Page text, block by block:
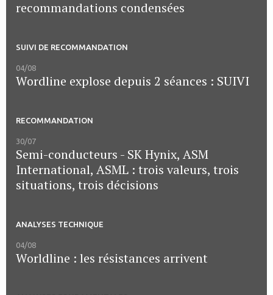
recommandations condensées
SUIVI DE RECOMMANDATION
04/08
Wordline explose depuis 2 séances : SUIVI
RECOMMANDATION
30/07
Semi-conducteurs - SK Hynix, ASM
International, ASML : trois valeurs, trois
situations, trois décisions
ANALYSES TECHNIQUE
04/08
Worldline : les résistances arrivent